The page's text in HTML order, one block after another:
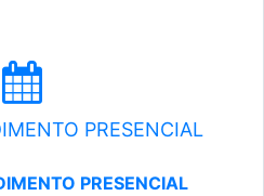
PRESENCIAL
PRESENCIAL